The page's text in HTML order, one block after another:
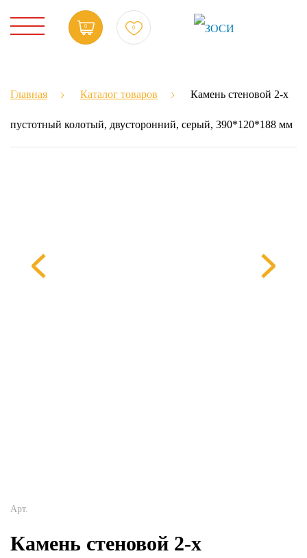
0 0
Главная Каталог товаров Камень стеновой 2-х
пустотный колотый, двусторонний, серый, 390*120*188 мм
Арт.
Камень стеновой 2-х